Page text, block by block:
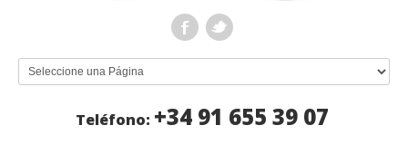
Teléfono: +34 91 655 39 07